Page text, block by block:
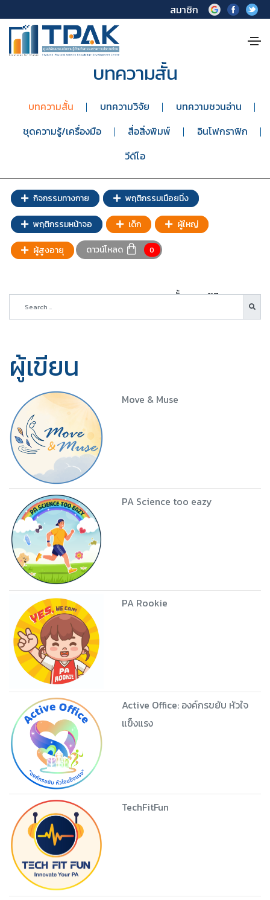
บทความสั้น
บทความสั้น บทความวิจัย
บทความชวนอ่าน
ชุดความรู้/เครื่องมือ
สื่อสิ่งพิมพ์
อินโฟกราฟิก
วีดีโอ
กิจกรรมทางกาย พฤติกรรมเนือยนิ่ง
พฤติกรรมหน้าจอ เด็ก ผู้ใหญ่
ผู้สูงอายุ ดาวน์โหลด 0
5 ชุด
Download
สมาชิก
ทั้งหมด 417 บทความ
ผู้เขียน
Move & Muse
PA Science too eazy
PA Rookie
Active Office: องค์กรขยับ หัวใจ
แข็งแรง
TechFitFun